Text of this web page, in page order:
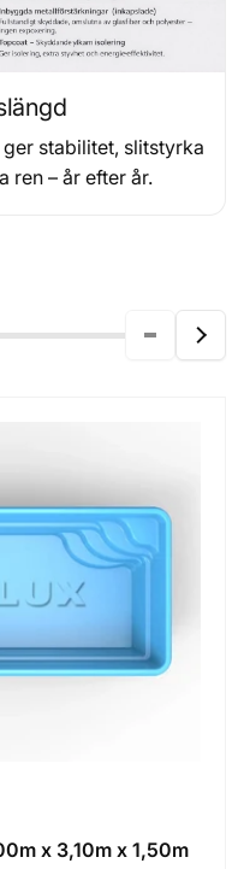
stabilitet, slitstyrka
ren – år efter år.
x 3,10m x 1,50m